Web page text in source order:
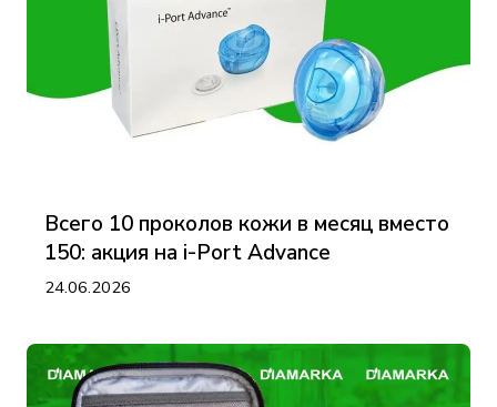
Всего 10 проколов кожи в месяц вместо
150: акция на i-Port Advance
24.06.2026